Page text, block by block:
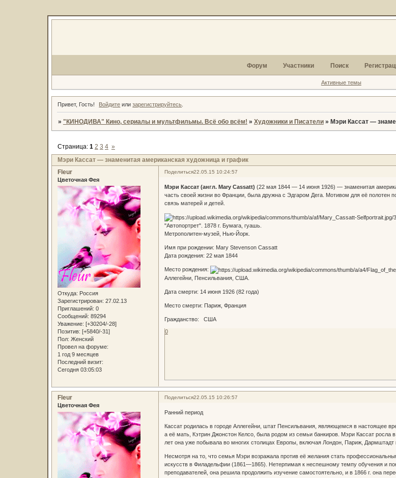
Форум Участники Поиск
Активные темы
Привет, Гость! Войдите илизарегистрируйтесь
» "КИНОДИВА" Кино, сериалы и мультфильмы. Всё обо всём! » Художники и Писатели » Мэри Кассат —
Мэри Кассат — знаменитая американская художница и график
Страница: 1 2 3 4 »
Поделиться22.05.15 10:24:57
Fleur
Цветочная Фея
Откуда: Россия
Зарегистрирован: 27.02.13
Приглашений: 0
Сообщений: 89294
Уважение: [+30204/-28]
Позитив: [+5840/-31]
Пол: Женский
Провел на форуме:
1 год 9 месяцев
Последний визит:
Сегодня 03:05:03
Мэри Кассат (англ. Mary Cassatt) (22 мая 1844 — 14 июня 1926) — знаменитая
часть своей жизни во Франции, была дружна с Эдгаром Дега. Мотивом для её
связь матерей и детей.
"Автопортрет". 1878 г. Бумага, гуашь.
Метрополитен-музей, Нью-Йорк.
Имя при рождении: Mary Stevenson Cassatt
Дата рождения: 22 мая 1844
Место рождения:
Аллегейни, Пенсильвания, США.
Дата смерти: 14 июня 1926 (82 года)
Место смерти: Париж, Франция
Гражданство: США
0
Поделиться22.05.15 10:26:57
Fleur
Цветочная Фея
Ранний период
Кассат родилась в городе Аллегейни, штат Пенсильвания, являющемся в настоящее
а её мать, Кэтрин Джонстон Келсо, была родом из семьи банкиров. Мэри Кассат росла
лет она уже побывала во многих столицах Европы, включая Лондон, Париж, Дармштадт
Несмотря на то, что семья Мэри возражала против её желания стать
искусств в Филадельфии (1861—1865). Нетерпимая к неспешному темпу обучения и
преподавателей, она решила продолжить изучение самостоятельно, и в 1866 г. она